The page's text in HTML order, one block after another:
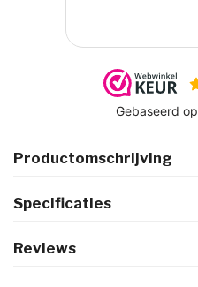
Productomschrijving
Specificaties
Reviews